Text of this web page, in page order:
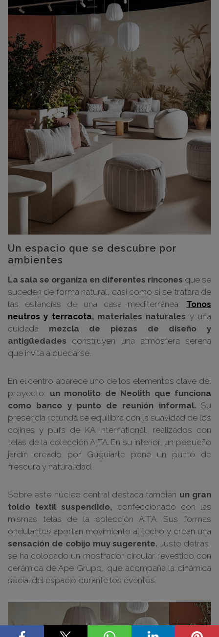
Un espacio que se descubre por
ambientes
La sala se organiza en diferentes rincones que se
suceden de forma natural, casi como si se tratara de
las estancias de una casa mediterránea. Tonos
neutros y terracota, materiales naturales y una
cuidada mezcla de piezas de diseño y
antigüedades construyen una atmósfera serena
que invita a quedarse.
En el centro aparece uno de los elementos clave del
proyecto: un monolito de Neolith que funciona
como banco y punto de reunión informal.Su
presencia rotunda se equilibra con la suavidad de los
cojines y pufs de KA International, realizados con
telas de la colección AITA. En su interior, un pequeño
jardín creado por Guguiarte pone un punto de
frescura y naturalidad.
Sobre este núcleo central destaca también un gran
toldo textil suspendido, confeccionado con las
mismas telas de la colección AITA. Sus formas
ondulantes aportan movimiento al techo y crean una
sensación de cobijo muy sugerente. Justo detrás,
se ha colocado un mostrador circular revestido con
cerámica de Ape Grupo, que acompaña la dinámica
social del espacio durante los eventos.